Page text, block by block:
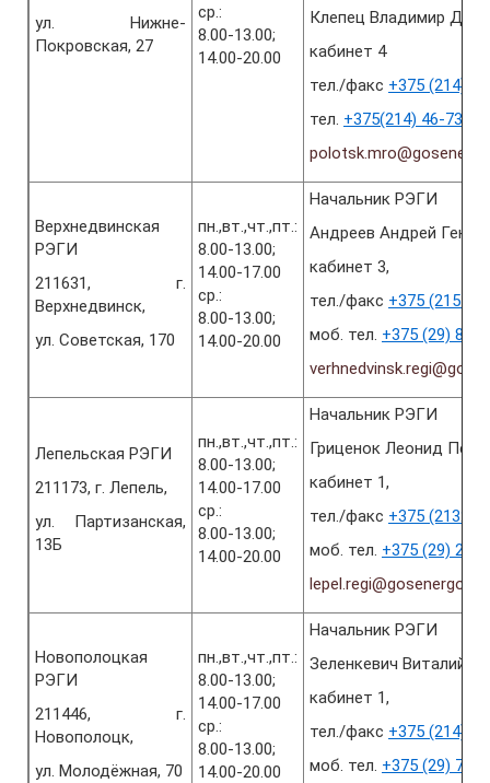
ул. Нижне-
Покровская, 27
ср.:
8.00-13.00;
14.00-20.00
Клепец Владимир
кабинет 4
тел./факс +375 (214)
тел. +375(214) 46-73-34
Верхнедвинская
РЭГИ
211631, г.
Верхнедвинск,
ул. Советская, 170
пн.,вт.,чт.,пт.:
8.00-13.00;
14.00-17.00
ср.:
8.00-13.00;
14.00-20.00
Начальник РЭГИ
Андреев Андрей
кабинет 3,
тел./факс +375 (2151)
моб. тел. +375 (29)
Лепельская РЭГИ
211173, г. Лепель,
ул. Партизанская,
13Б
пн.,вт.,чт.,пт.:
8.00-13.00;
14.00-17.00
ср.:
8.00-13.00;
14.00-20.00
Начальник РЭГИ
Гриценок Леонид
кабинет 1,
тел./факс +375 (2132)
моб. тел. +375 (29)
Новополоцкая
РЭГИ
211446, г.
Новополоцк,
ул. Молодёжная, 70
пн.,вт.,чт.,пт.:
8.00-13.00;
14.00-17.00
ср.:
8.00-13.00;
14.00-20.00
Начальник РЭГИ
Зеленкевич Виталий
кабинет 1,
тел./факс +375 (214)
моб. тел. +375 (29)